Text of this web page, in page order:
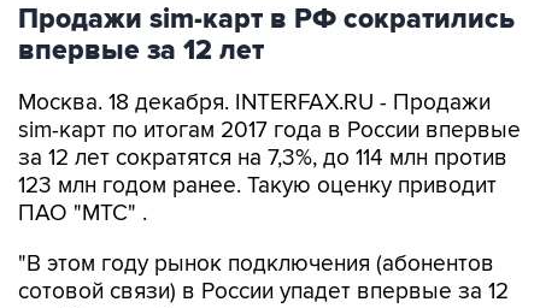
Продажи sim-карт в РФ сократились
впервые за 12 лет
Москва. 18 декабря. INTERFAX.RU - Продажи
sim-карт по итогам 2017 года в России впервые
за 12 лет сократятся на 7,3%, до 114 млн против
123 млн годом ранее. Такую оценку приводит
ПАО "МТС" .
"В этом году рынок подключения (абонентов
сотовой связи) в России упадет впервые за 12